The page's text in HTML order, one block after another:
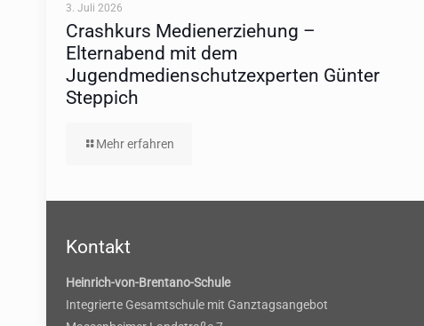
3. Juli 2026
Crashkurs Medienerziehung –
Elternabend mit dem
Jugendmedienschutzexperten Günter
Steppich
Mehr erfahren
Kontakt
Heinrich-von-Brentano-Schule
Integrierte Gesamtschule mit Ganztagsangebot